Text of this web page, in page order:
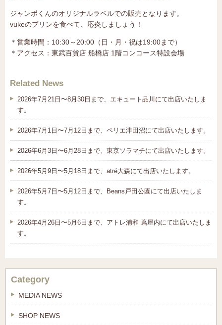
ジャンボくんのオリジナルラベルでの販売となります。
vukeのプリンを食べて、応炎しましょう！
＊営業時間：10:30～20:00（日・月・祝は19:00まで）
＊アクセス：東武百貨店 船橋店 1階コンコース特設会場
Related News
2026年7月21日〜8月30日まで、エキュート品川にて出店いたしま
す。
2026年7月1日〜7月12日まで、ペリエ津田沼にて出店いたします。
2026年6月3日〜6月28日まで、東京ソラマチにて出店いたします。
2026年5月9日〜5月18日まで、atré大森にて出店いたします。
2026年5月7日〜5月12日まで、Beans戸田公園にて出店いたしま
す。
2026年4月26日〜5月6日まで、アトレ浦和 蔦屋内にて出店いたしま
す。
Category
MEDIA NEWS
SHOP NEWS